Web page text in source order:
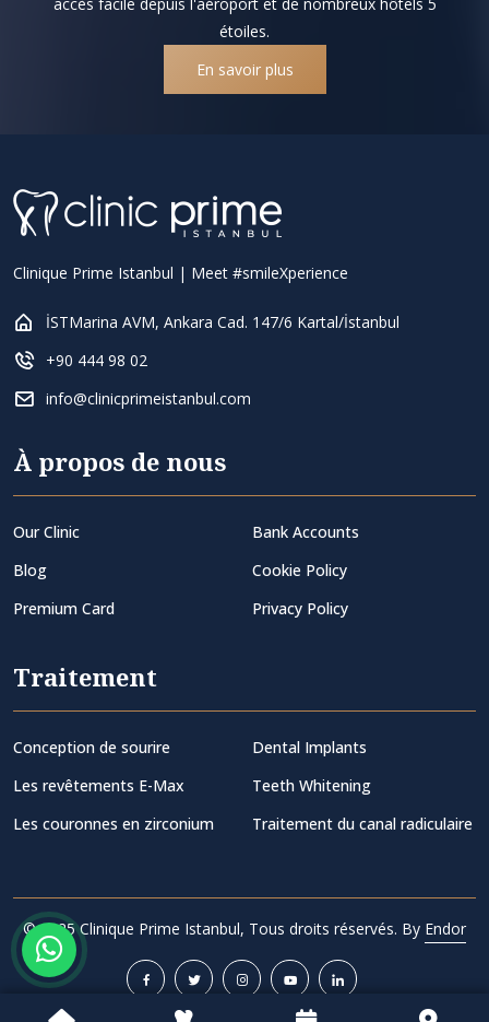
étoiles.
En savoir plus
Clinique Prime Istanbul | Meet #smileXperience
İSTMarina AVM, Ankara Cad. 147/6 Kartal/İstanbul
+90 444 98 02
info@clinicprimeistanbul.com
À propos de nous
Our Clinic
Blog
Premium Card
Bank Accounts
Cookie Policy
Privacy Policy
Traitement
Conception de sourire
Les revêtements E-Max
Les couronnes en zirconium
Dental Implants
Teeth Whitening
Traitement du canal radiculaire
© 2025 Clinique Prime Istanbul, Tous droits réservés. By Endor